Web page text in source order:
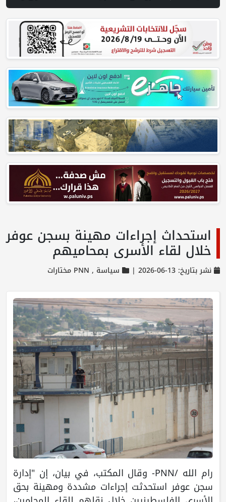
استحداث إجراءات مهينة بسجن عوفر
خلال لقاء الأسرى بمحاميهم
نشر بتاريخ: 13-06-2026 | سياسة , PNN مختارات
رام الله /PNN- وقال المكتب، في بيان، إن "إدارة
سجن عوفر استحدثت إجراءات مشددة ومهينة بحق